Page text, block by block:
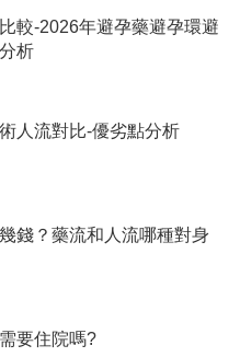
較-2026年避孕藥避孕環避
析
人流對比-優劣點分析
錢？藥流和人流哪種對身
要住院嗎?